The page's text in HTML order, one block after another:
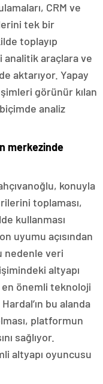
CRM ve
tek bir
toplayıp
analitik araçlara ve
aktarıyor. Yapay
görünür kılan
analiz
merkezinde
konuyla
toplaması,
kullanması
uyumu açısından
nedenle veri
altyapı
önemli teknoloji
bu alanda
platformun
sağlıyor.
altyapı oyuncusu